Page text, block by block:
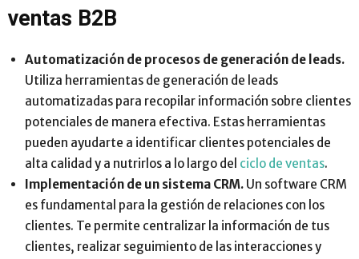
ventas B2B
Automatización de procesos de generación de leads.
Utiliza herramientas de generación de leads
automatizadas para recopilar información sobre clientes
potenciales de manera efectiva. Estas herramientas
pueden ayudarte a identificar clientes potenciales de
alta calidad y a nutrirlos a lo largo del ciclo de ventas.
Implementación de un sistema CRM. Un software CRM
es fundamental para la gestión de relaciones con los
clientes. Te permite centralizar la información de tus
clientes, realizar seguimiento de las interacciones y